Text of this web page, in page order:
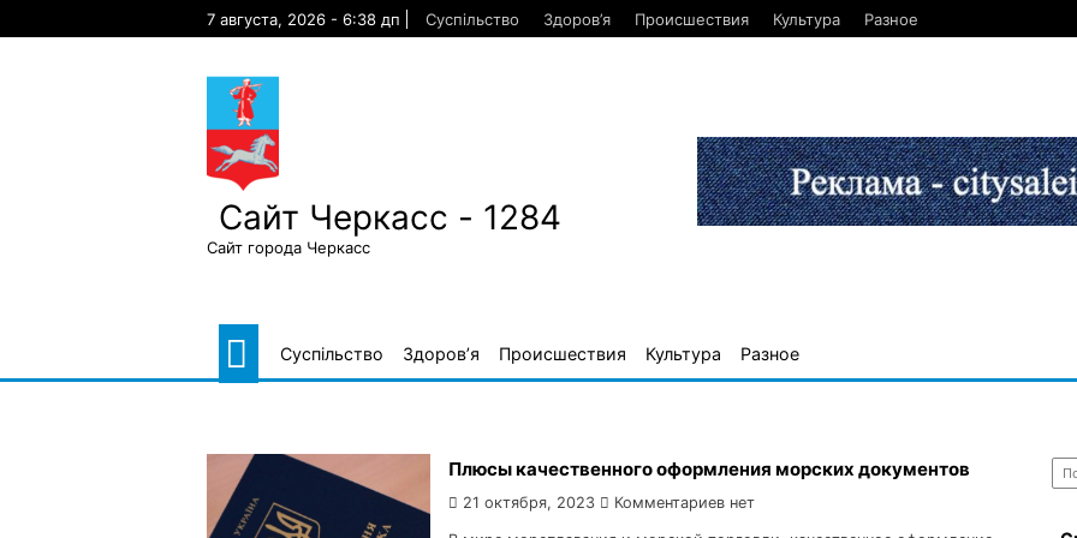
7 августа, 2026 - 6:38 дп Суспільство Здоров’я Происшествия Культура Разное
Сайт Черкасс - 1284
Сайт города Черкасс
Суспільство Здоров’я Происшествия Культура Разное
Плюсы качественного оформления морских документов
21 октября, 2023 Комментариев нет